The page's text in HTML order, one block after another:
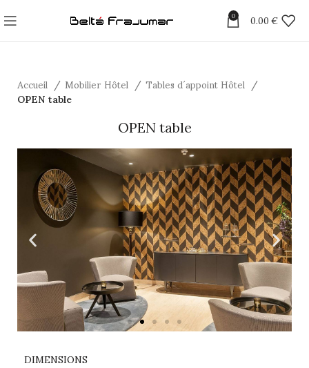
0 0.00 €
Accueil Mobilier Hôtel Tables d´appoint Hôtel
OPEN table
OPEN table
DIMENSIONS